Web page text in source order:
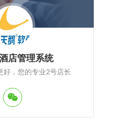
店管理系统
好，您的专业2号店长